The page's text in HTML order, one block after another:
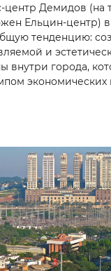
центр Демидов (на
Ельцин-центр)
тенденцию:
и
внутри города,